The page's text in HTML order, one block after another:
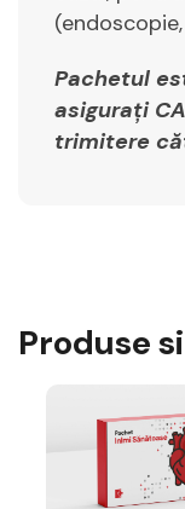
Pachetul
asigurați
trimitere
Produse